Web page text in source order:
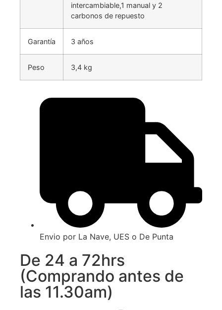
intercambiable,1 manual y 2
carbonos de repuesto
Garantía 3 años
Peso 3,4 kg
Envio por La Nave, UES o De Punta
De 24 a 72hrs
(Comprando antes de
las 11.30am)